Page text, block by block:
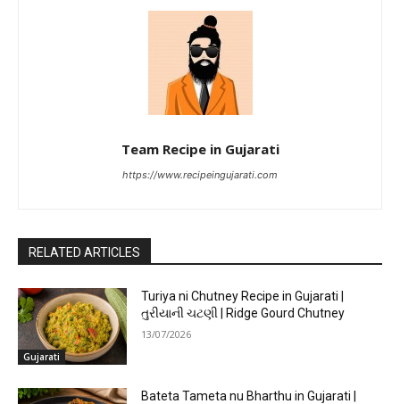
Team Recipe in Gujarati
https://www.recipeingujarati.com
RELATED ARTICLES
Gujarati
Turiya ni Chutney Recipe in Gujarati |
તુરીયાની ચટણી | Ridge Gourd Chutney
13/07/2026
Bateta Tameta nu Bharthu in Gujarati |